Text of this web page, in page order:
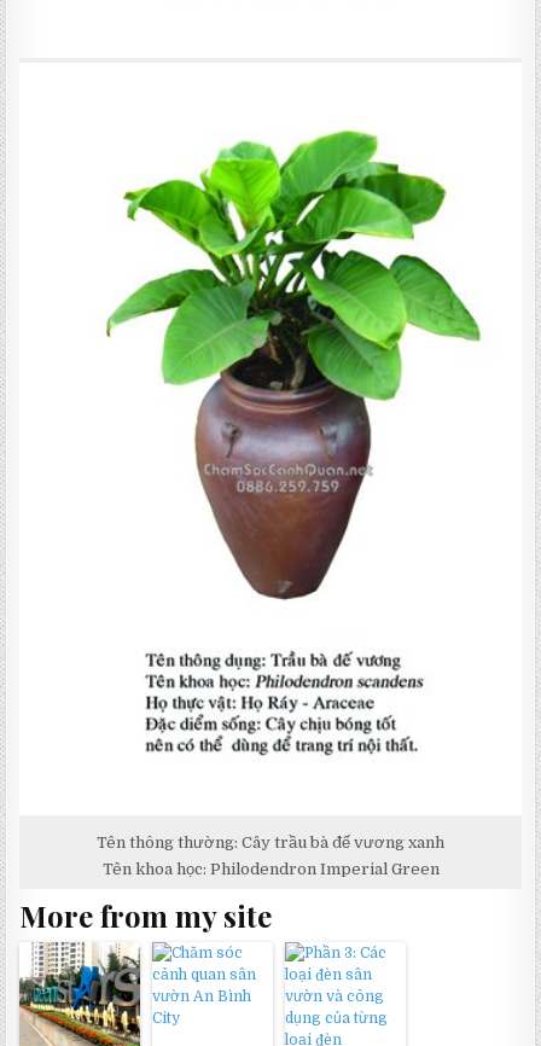
Tên thông thường: Cây trầu bà đế vương xanh
Tên khoa học: Philodendron Imperial Green
More from my site